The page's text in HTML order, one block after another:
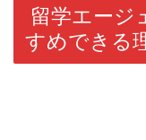
留学エージ
すめできる